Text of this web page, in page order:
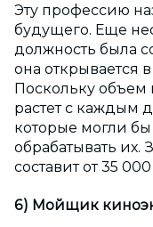
Эту профессию
будущего. Еще
должность была
она открывается
Поскольку объем
растет с каждым
которые могли
обрабатывать их.
составит от 35
6) Мойщик